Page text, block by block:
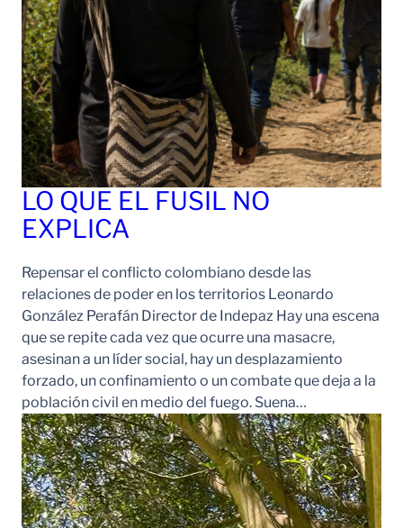
LO QUE EL FUSIL NO
EXPLICA
Repensar el conflicto colombiano desde las
relaciones de poder en los territorios Leonardo
González Perafán Director de Indepaz Hay una escena
que se repite cada vez que ocurre una masacre,
asesinan a un líder social, hay un desplazamiento
forzado, un confinamiento o un combate que deja a la
población civil en medio del fuego. Suena…